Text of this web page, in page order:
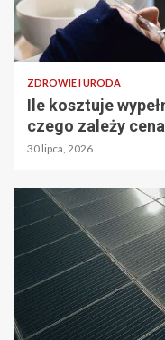
ZDROWIE I URODA
Ile kosztuje
czego zależy
30 lipca, 2026